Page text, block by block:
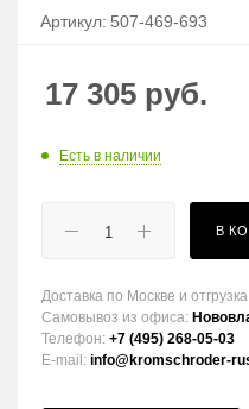
Артикул: 507-469-693
17 305 руб.
Есть в наличии
В
Доставка по Москве и
Самовывоз из офиса:
Телефон: +7 (495) 268-05-03
E-mail: info@kromschroder-